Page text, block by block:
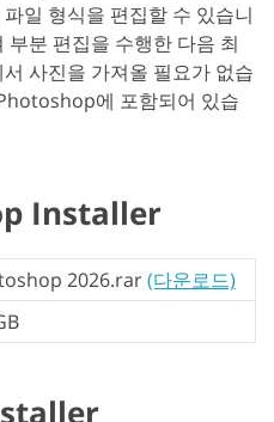
일 형식을 편집할 수 있습니
분 편집을 수행한 다음 최
사진을 가져올 필요가 없습
에 포함되어 있습
Installer
2026.rar(다운로드)